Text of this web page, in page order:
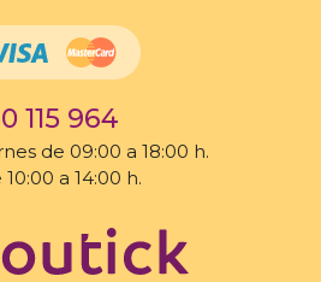
115 964
de 09:00 a 18:00 h.
a 14:00 h.